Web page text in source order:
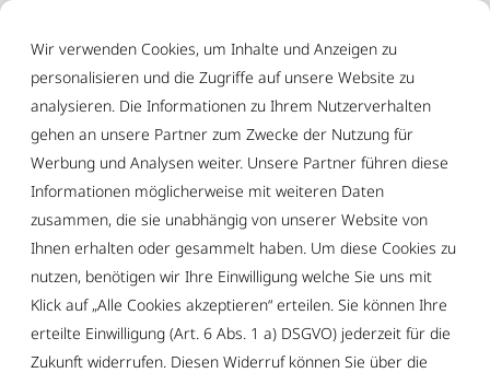
Informationen und Einstellungen zur Barrierefreiheit
Wir verwenden Cookies, um Inhalte und Anzeigen zu
personalisieren und die Zugriffe auf unsere Website zu
analysieren. Die Informationen zu Ihrem Nutzerverhalten
gehen an unsere Partner zum Zwecke der Nutzung für
Werbung und Analysen weiter. Unsere Partner führen diese
Informationen möglicherweise mit weiteren Daten
zusammen, die sie unabhängig von unserer Website von
Ihnen erhalten oder gesammelt haben. Um diese Cookies zu
nutzen, benötigen wir Ihre Einwilligung welche Sie uns mit
Klick auf „Alle Cookies akzeptieren“ erteilen. Sie können Ihre
erteilte Einwilligung (Art. 6 Abs. 1 a) DSGVO) jederzeit für die
Zukunft widerrufen. Diesen Widerruf können Sie über die